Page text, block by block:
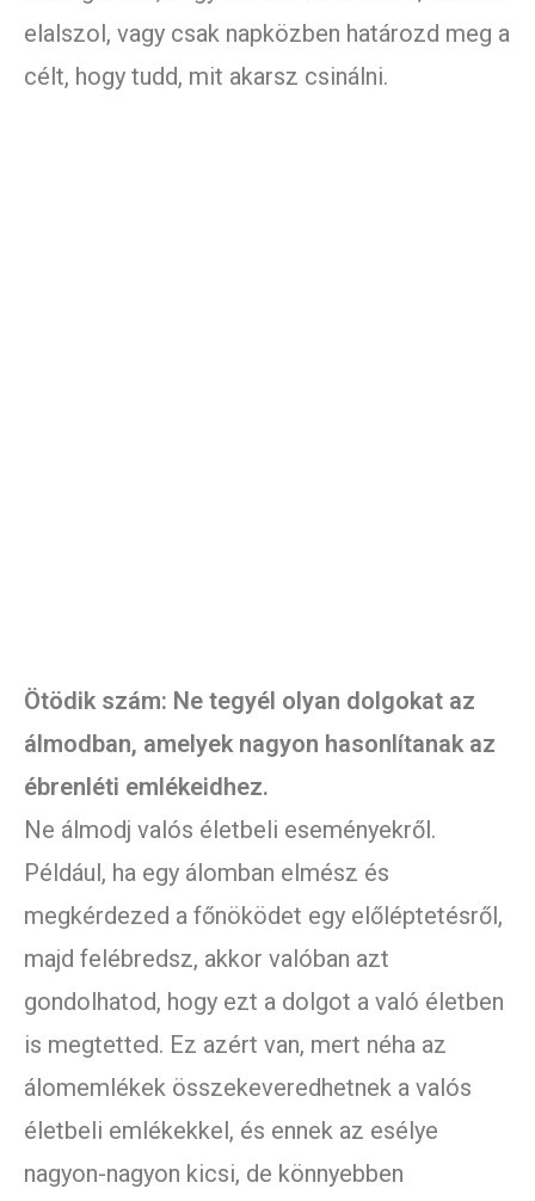
elalszol, vagy csak napközben határozd meg a
célt, hogy tudd, mit akarsz csinálni.
Ötödik szám: Ne tegyél olyan dolgokat az
álmodban, amelyek nagyon hasonlítanak az
ébrenléti emlékeidhez.
Ne álmodj valós életbeli eseményekről.
Például, ha egy álomban elmész és
megkérdezed a főnöködet egy előléptetésről,
majd felébredsz, akkor valóban azt
gondolhatod, hogy ezt a dolgot a való életben
is megtetted. Ez azért van, mert néha az
álomemlékek összekeveredhetnek a valós
életbeli emlékekkel, és ennek az esélye
nagyon-nagyon kicsi, de könnyebben